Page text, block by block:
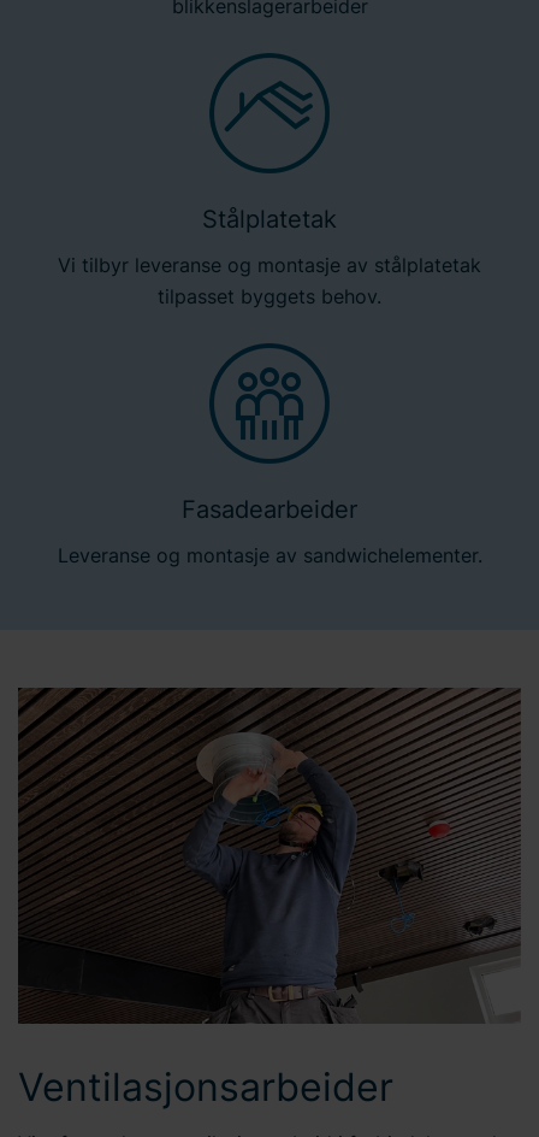
blikkenslagerarbeider
Stålplatetak
Vi tilbyr leveranse og montasje av stålplatetak
tilpasset byggets behov.
Fasadearbeider
Leveranse og montasje av sandwichelementer.
Ventilasjonsarbeider